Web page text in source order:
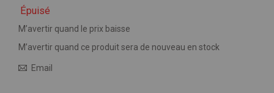
Épuisé
M’avertir quand le prix baisse
M’avertir quand ce produit sera de nouveau en stock
Email